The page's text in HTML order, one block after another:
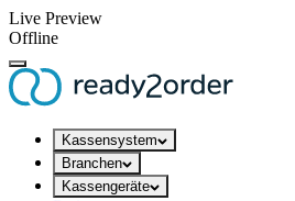
Live Preview
Offline
Kassensystem
Branchen
Kassengeräte